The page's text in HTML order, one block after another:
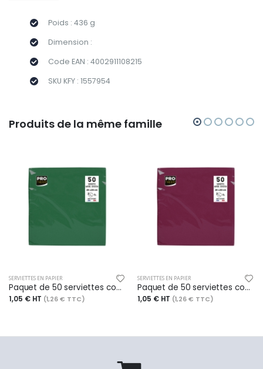
Poids : 436 g
Dimension :
Code EAN : 4002911108215
SKU KFY : 1557954
Produits de la même famille
SERVIETTES EN PAPIER
Paquet de 50 serviettes cocktail 20x20 cm, coloris vert sapin
1,05 € HT (1,26 € TTC)
SERVIETTES EN PAPIER
Paquet de 50 serviettes cocktail 20x20 cm, coloris bordeaux
1,05 € HT (1,26 € TTC)